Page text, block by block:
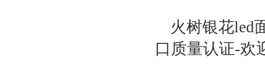
火树银花led
口质量认证-欢